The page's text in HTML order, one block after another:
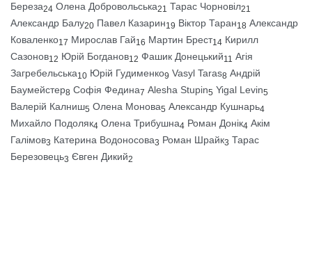
Береза24 Олена Добровольська21 Тарас Чорновіл21
Александр Балу20 Павел Казарин19 Віктор Таран18 Александр
Коваленко17 Мирослав Гай16 Мартин Брест14 Кирилл
Сазонов12 Юрій Богданов12 Фашик Донецький11 Агія
Загребельська10 Юрій Гудименко9 Vasyl Taras8 Андрій
Баумейстер8 Софія Федина7 Alesha Stupin5 Yigal Levin5
Валерій Калниш5 Олена Монова5 Александр Кушнарь4
Михайло Подоляк4 Олена Трибушна4 Роман Донік4 Акім
Галімов3 Катерина Водоносова3 Роман Шрайк3 Тарас
Березовець3 Євген Дикий2